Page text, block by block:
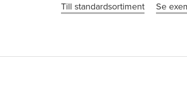
Till standardsortiment Se